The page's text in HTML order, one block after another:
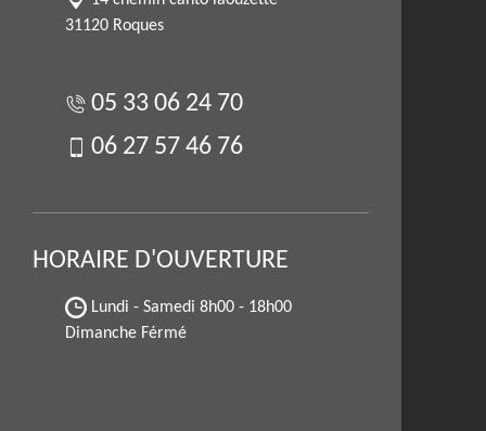
31120 Roques
05 33 06 24 70
06 27 57 46 76
HORAIRE D'OUVERTURE
Lundi - Samedi 8h00 - 18h00
Dimanche Férmé